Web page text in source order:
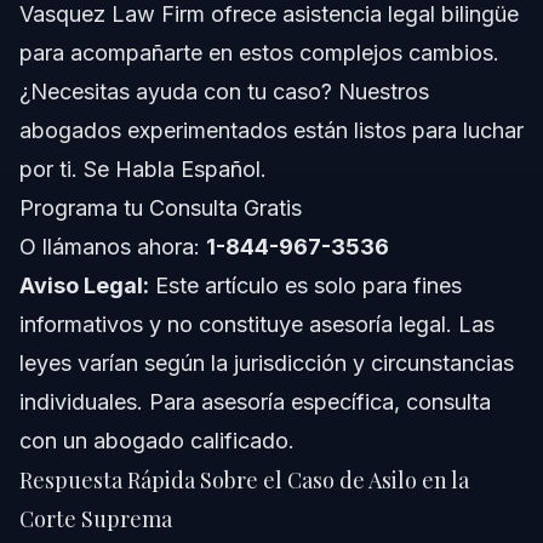
Errores Comunes que Cometen los Solicitantes
de Asilo y Cómo Evitarlos
Notas sobre Ley Migratoria en Carolina del Norte,
Notas de Florida
Conceptos a Nivel Nacional
Cuándo Llamar a un Abogado para Tu Caso de
Asilo
Sobre Vasquez Law Firm
Confianza y Experiencia del Abogado
Preguntas Frecuentes
Vasquez Law Firm ofrece asistencia legal bilingüe
para acompañarte en estos complejos cambios.
¿Necesitas ayuda con tu caso? Nuestros
abogados experimentados están listos para luchar
por ti. Se Habla Español.
Programa tu Consulta Gratis
O llámanos ahora: 1-844-967-3536
Aviso Legal: Este artículo es solo para fines
informativos y no constituye asesoría legal. Las
leyes varían según la jurisdicción y circunstancias
individuales. Para asesoría específica, consulta
con un abogado calificado.
Respuesta Rápida Sobre el Caso de Asilo en la
Corte Suprema